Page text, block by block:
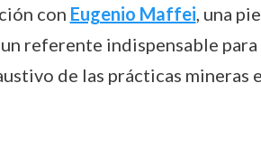
con Eugenio Maffei, una
referente indispensable para
de las prácticas mineras